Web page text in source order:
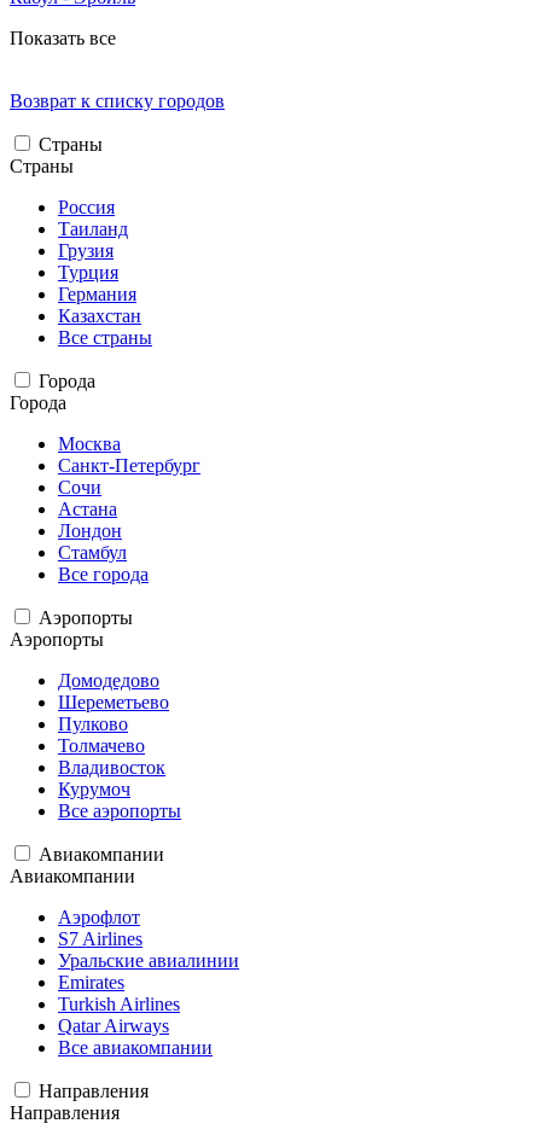
Показать все
Возврат к списку городов
Страны
Страны
Россия
Таиланд
Грузия
Турция
Германия
Казахстан
Все страны
Города
Города
Москва
Санкт-Петербург
Сочи
Астана
Лондон
Стамбул
Все города
Аэропорты
Аэропорты
Домодедово
Шереметьево
Пулково
Толмачево
Владивосток
Курумоч
Все аэропорты
Авиакомпании
Авиакомпании
Аэрофлот
S7 Airlines
Уральские авиалинии
Emirates
Turkish Airlines
Qatar Airways
Все авиакомпании
Направления
Направления